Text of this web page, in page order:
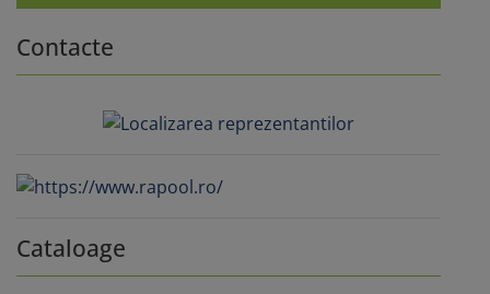
Contacte
Cataloage